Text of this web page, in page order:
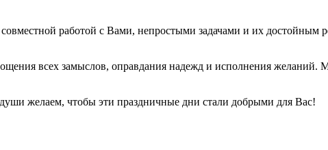
работой с Вами, непростыми задачами и их
всех замыслов, оправдания надежд и исполнения желаний.
желаем, чтобы эти праздничные дни стали добрыми для Вас!